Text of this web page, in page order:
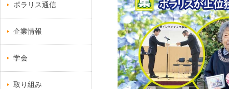
ポラリス通信
企業情報
学会
取り組み